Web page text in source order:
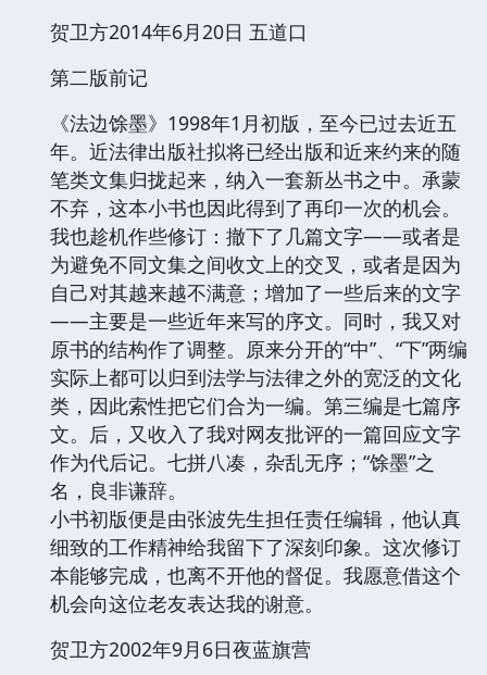
贺卫方2014年6月20日 五道口
第二版前记
《法边馀墨》1998年1月初版，至今已过去近五
年。近法律出版社拟将已经出版和近来约来的随
笔类文集归拢起来，纳入一套新丛书之中。承蒙
不弃，这本小书也因此得到了再印一次的机会。
我也趁机作些修订：撤下了几篇文字——或者是
为避免不同文集之间收文上的交叉，或者是因为
自己对其越来越不满意；增加了一些后来的文字
——主要是一些近年来写的序文。同时，我又对
原书的结构作了调整。原来分开的“中”、“下”两编
实际上都可以归到法学与法律之外的宽泛的文化
类，因此索性把它们合为一编。第三编是七篇序
文。后，又收入了我对网友批评的一篇回应文字
作为代后记。七拼八凑，杂乱无序；“馀墨”之
名，良非谦辞。
小书初版便是由张波先生担任责任编辑，他认真
细致的工作精神给我留下了深刻印象。这次修订
本能够完成，也离不开他的督促。我愿意借这个
机会向这位老友表达我的谢意。
贺卫方2002年9月6日夜蓝旗营